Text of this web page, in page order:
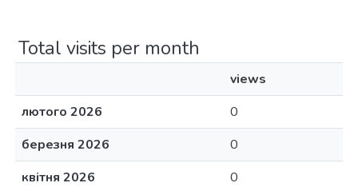
Total visits per month
views
лютого 2026
0
березня 2026
0
квітня 2026
0